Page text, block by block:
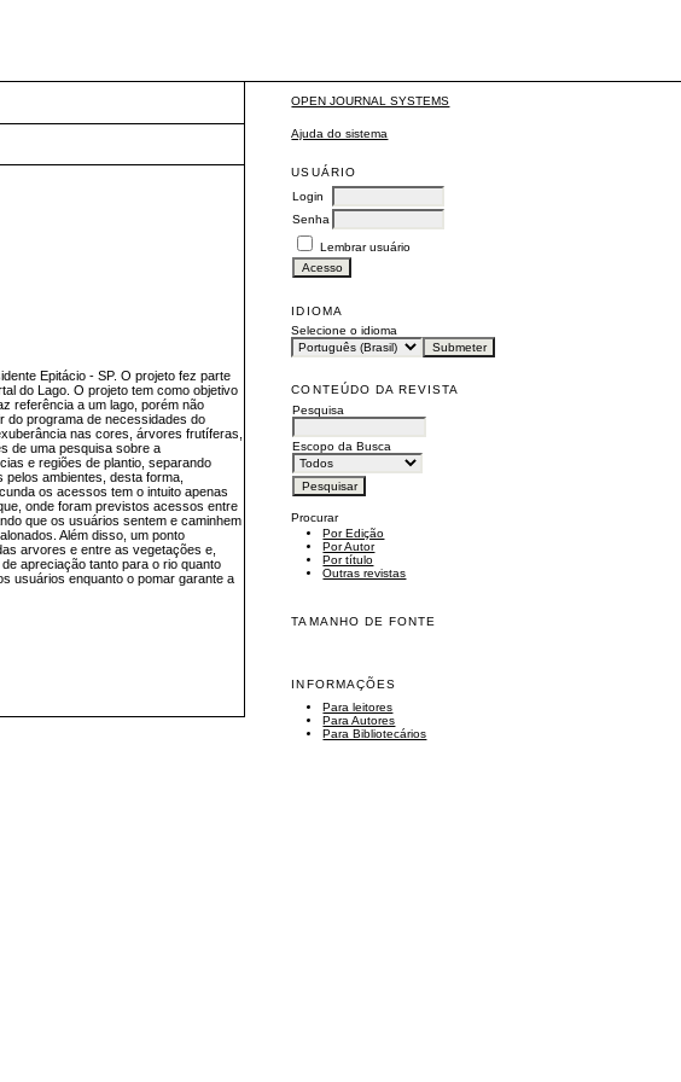
OPEN JOURNAL SYSTEMS
Ajuda do sistema
USUÁRIO
Login
Senha
Lembrar usuário
IDIOMA
Selecione o idioma
CONTEÚDO DA REVISTA
Pesquisa
Escopo da Busca
Procurar
Por Edição
Por Autor
Por título
Outras revistas
TAMANHO DE FONTE
INFORMAÇÕES
Para leitores
Para Autores
Para Bibliotecários
Epitácio - SP. O projeto fez parte
do Lago. O projeto tem como objetivo
referência a um lago, porém não
do programa de necessidades do
nas cores, árvores frutíferas,
de uma pesquisa sobre a
e regiões de plantio, separando
ambientes, desta forma,
os acessos tem o intuito apenas
onde foram previstos acessos entre
que os usuários sentem e caminhem
Além disso, um ponto
arvores e entre as vegetações e,
apreciação tanto para o rio quanto
usuários enquanto o pomar garante a